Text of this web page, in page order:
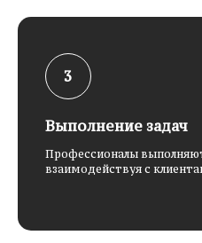
Выполнение задач
Профессионалы
взаимодействуя с